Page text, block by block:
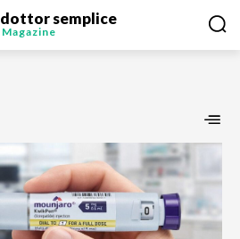
dottor semplice
Magazine